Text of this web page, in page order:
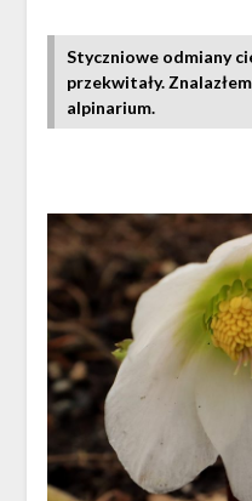
Styczniowe odmiany
przekwitały.
alpinarium.